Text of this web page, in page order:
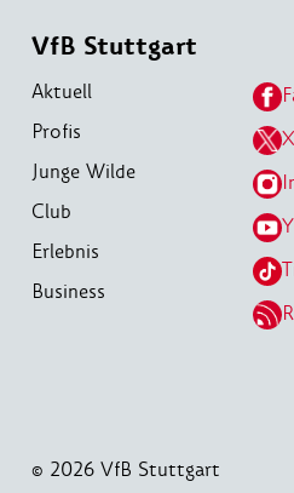
VfB Stuttgart
Aktuell
Profis
Junge Wilde
Club
Erlebnis
Business
X
© 2026 VfB Stuttgart